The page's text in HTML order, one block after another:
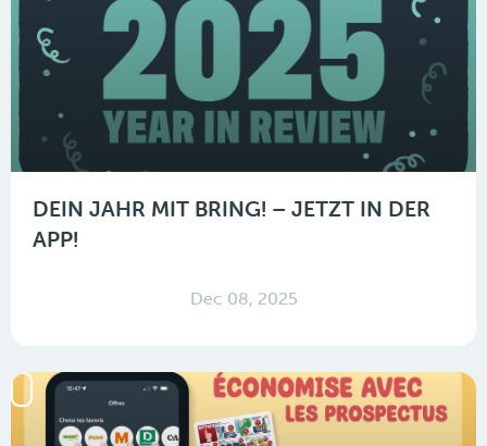
DEIN JAHR MIT BRING! – JETZT IN DER
APP!
Dec 08, 2025